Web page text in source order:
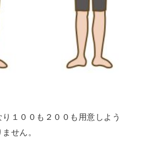
１００も２００も用意しよう
せん。